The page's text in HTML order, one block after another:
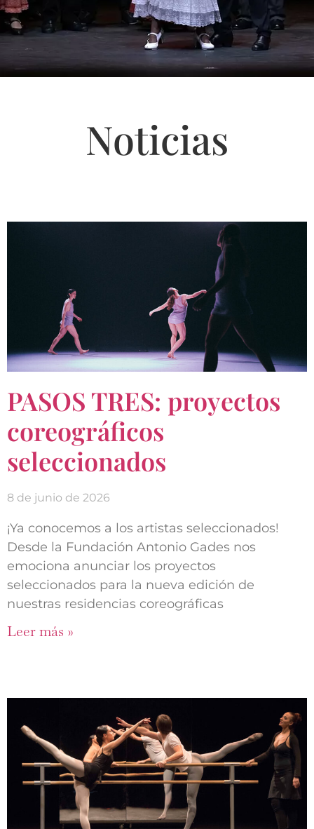
Noticias
PASOS TRES: proyectos
coreográficos
seleccionados
8 de junio de 2026
¡Ya conocemos a los artistas seleccionados!
Desde la Fundación Antonio Gades nos
emociona anunciar los proyectos
seleccionados para la nueva edición de
nuestras residencias coreográficas
Leer más »